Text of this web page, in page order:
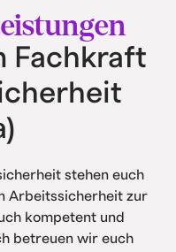
Fachkraft
stehen euch
Arbeitssicherheit zur
kompetent und
betreuen wir euch